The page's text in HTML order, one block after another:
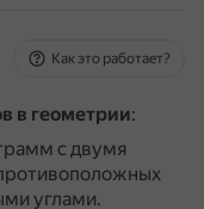
Как это работает?
в геометрии:
с двумя
углами.